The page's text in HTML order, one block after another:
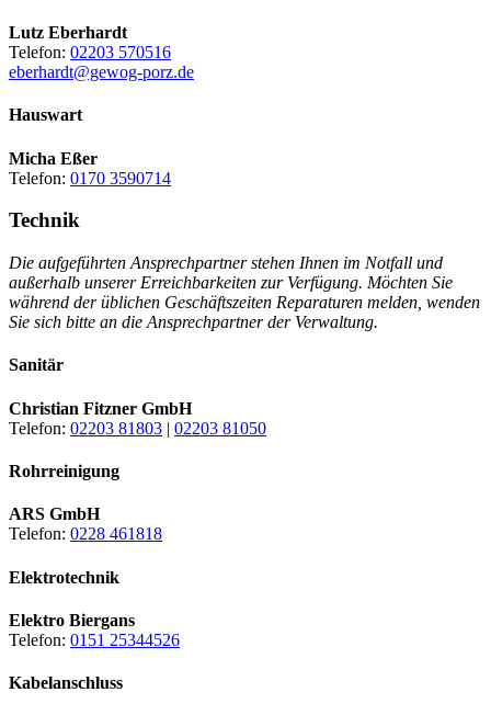
Lutz Eberhardt
Telefon: 02203 570516
eberhardt@gewog-porz.de
Hauswart
Micha Eßer
Telefon: 0170 3590714
Technik
Die aufgeführten Ansprechpartner stehen Ihnen im Notfall und
außerhalb unserer Erreichbarkeiten zur Verfügung. Möchten Sie
während der üblichen Geschäftszeiten Reparaturen melden, wenden
Sie sich bitte an die Ansprechpartner der Verwaltung.
Sanitär
Christian Fitzner GmbH
Telefon: 02203 81803 | 02203 81050
Rohrreinigung
ARS GmbH
Telefon: 0228 461818
Elektrotechnik
Elektro Biergans
Telefon: 0151 25344526
Kabelanschluss